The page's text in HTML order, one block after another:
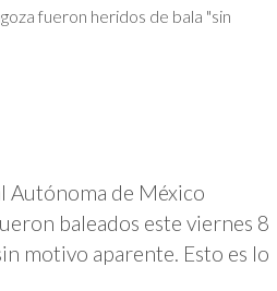
fueron heridos de bala "sin
Autónoma de México
baleados este viernes 8
motivo aparente. Esto es lo